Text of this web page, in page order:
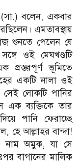
বলেন, একবার
এমতাবস্থায়
শুনতে পেলেন যে
ওই মেঘখণ্ডটি
ভূমিতে
একটি নালা ওই
লোকটি পানির
এক ব্যক্তিকে তার
পানি ফেরাচ্ছে
হে আল্লাহর বান্দা!
নাম অমুক, যা সে
বাগানের মালিক